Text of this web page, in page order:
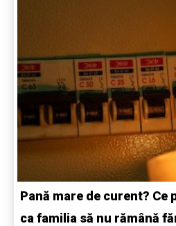
Pană mare de curent? Ce
ca familia să nu rămână